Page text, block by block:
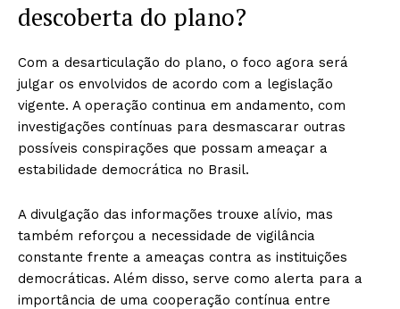
descoberta do plano?
Com a desarticulação do plano, o foco agora será
julgar os envolvidos de acordo com a legislação
vigente. A operação continua em andamento, com
investigações contínuas para desmascarar outras
possíveis conspirações que possam ameaçar a
estabilidade democrática no Brasil.
A divulgação das informações trouxe alívio, mas
também reforçou a necessidade de vigilância
constante frente a ameaças contra as instituições
democráticas. Além disso, serve como alerta para a
importância de uma cooperação contínua entre